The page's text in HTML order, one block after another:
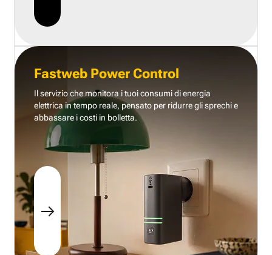
Fastweb Power Control
Il servizio che monitora i tuoi consumi di energia
elettrica in tempo reale, pensato per ridurre gli sprechi e
abbassare i costi in bolletta.